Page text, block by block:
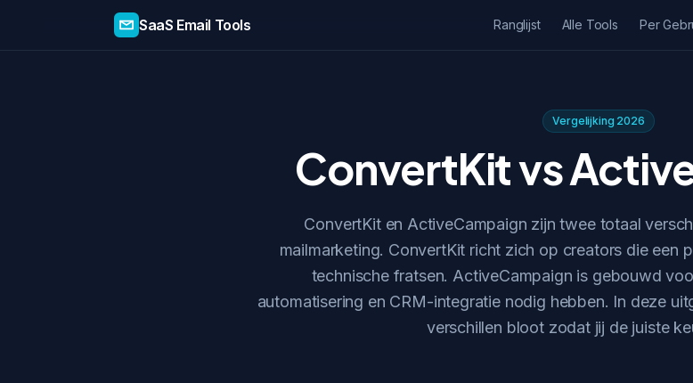
SaaS Email Tools Ranglijst Alle Tools Per
Vergelijking 2026
ConvertKit vs
ConvertKit en ActiveCampaign zijn twee totaal
mailmarketing. ConvertKit richt zich op creators die een
technische fratsen. ActiveCampaign is gebouwd
automatisering en CRM-integratie nodig hebben. In deze
verschillen bloot zodat jij de juiste